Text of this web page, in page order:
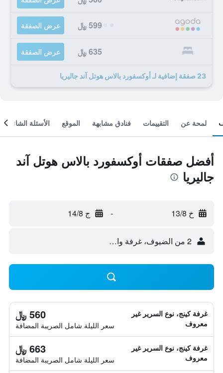
599 ﷼ عرض الصفقة
635 ﷼ عرض الصفقة
23 صفقة إضافية لـ أوكسفورد بالاس هوتل آند جاليريا
لمحة عن التقييمات فنادق مشابهة الموقع الأسئلة الشائعة
أفضل صفقات أوكسفورد بالاس هوتل آند
جاليريا
خ 13/8 - ج 14/8
2 من الضيوف، غرفة واحدة
غرفة كينج، نوع السرير غير
معروف
560 ﷼
سعر الليلة شامل الصريبة المضافة
غرفة كينج، نوع السرير غير
معروف
663 ﷼
سعر الليلة شامل الصريبة المضافة